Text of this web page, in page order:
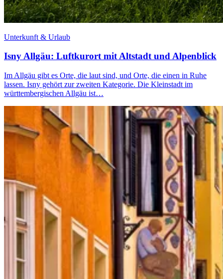
Unterkunft & Urlaub
Isny Allgäu: Luftkurort mit Altstadt und Alpenblick
Im Allgäu gibt es Orte, die laut sind, und Orte, die einen in Ruhe
lassen. Isny gehört zur zweiten Kategorie. Die Kleinstadt im
württembergischen Allgäu ist…